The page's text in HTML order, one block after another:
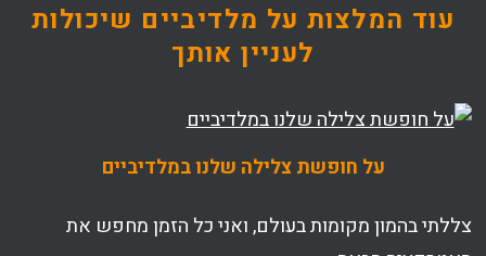
עוד המלצות על מלדיביים שיכולות
לעניין אותך
על חופשת צלילה שלנו במלדיביים
צללתי בהמון מקומות בעולם, ואני כל הזמן מחפש את